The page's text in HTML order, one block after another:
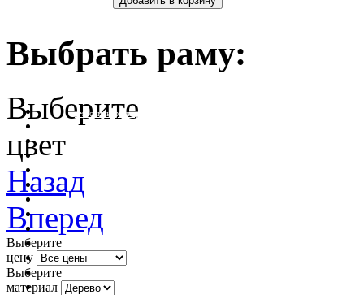
Выбрать раму:
очистить фильтр цвета
Выберите
цвет
Назад
Вперед
Выберите
цену
Выберите
материал